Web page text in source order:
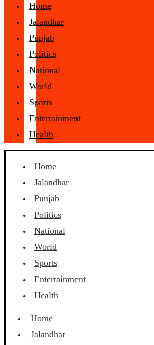
Home
Jalandhar
Punjab
Politics
National
World
Sports
Entertainment
Health
Home
Jalandhar
Punjab
Politics
National
World
Sports
Entertainment
Health
Home
Jalandhar